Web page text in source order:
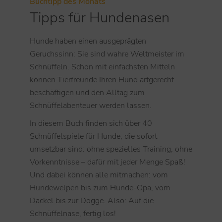
Tipps für Hundenasen
Hunde haben einen ausgeprägten
Geruchssinn: Sie sind wahre Weltmeister im
Schnüffeln. Schon mit einfachsten Mitteln
können Tierfreunde Ihren Hund artgerecht
beschäftigen und den Alltag zum
Schnüffelabenteuer werden lassen.
In diesem Buch finden sich über 40
Schnüffelspiele für Hunde, die sofort
umsetzbar sind: ohne spezielles Training, ohne
Vorkenntnisse – dafür mit jeder Menge Spaß!
Und dabei können alle mitmachen: vom
Hundewelpen bis zum Hunde-Opa, vom
Dackel bis zur Dogge. Also: Auf die
Schnüffelnase, fertig los!